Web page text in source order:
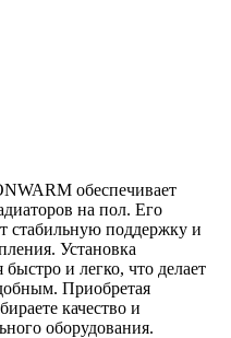
обеспечивает
на пол. Его
стабильную поддержку и
Установка
и легко, что делает
Приобретая
качество и
оборудования.